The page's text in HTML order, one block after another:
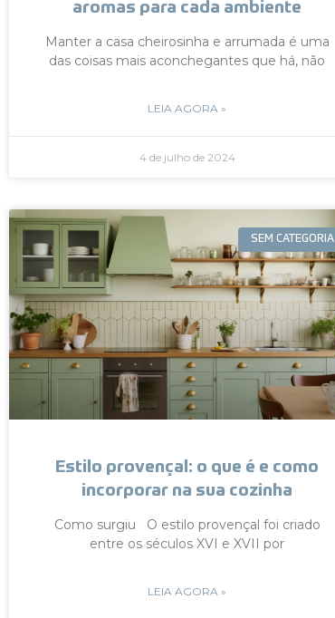
aromas para cada ambiente
Manter a casa cheirosinha e arrumada é uma
das coisas mais aconchegantes que há, não
LEIA AGORA »
4 de julho de 2024
SEM CATEGORIA
Estilo provençal: o que é e como
incorporar na sua cozinha
Como surgiu O estilo provençal foi criado
entre os séculos XVI e XVII por
LEIA AGORA »